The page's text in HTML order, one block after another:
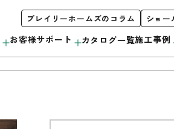
お客様サポート カタログ一覧施工事例
プレイリーホームズのコラム ショー